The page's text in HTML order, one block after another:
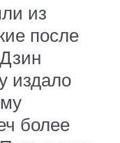
из
после
издало
более